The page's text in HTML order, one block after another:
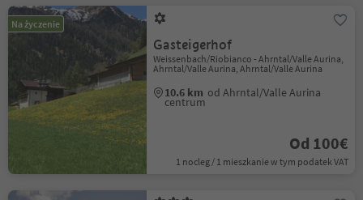
Na życzenie
Gasteigerhof
Weissenbach/Riobianco - Ahrntal/Valle Aurina,
Ahrntal/Valle Aurina, Ahrntal/Valle Aurina
10.6 km od Ahrntal/Valle Aurina
centrum
Od 100€
1 nocleg / 1 mieszkanie w tym podatek VAT